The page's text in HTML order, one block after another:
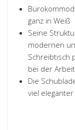
ganz in Weiß
Seine
modernen
Schreibtisch
bei der
Die
viel